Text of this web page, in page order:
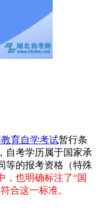
育自学考试暂行条
自考学历属于国家承
等的报考资格（特殊
，也明确标注了“国
合这一标准。